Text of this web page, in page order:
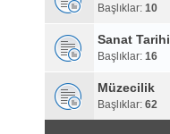
Başlıklar: 10
Sanat Tarihi
Başlıklar: 16
Müzecilik
Başlıklar: 62